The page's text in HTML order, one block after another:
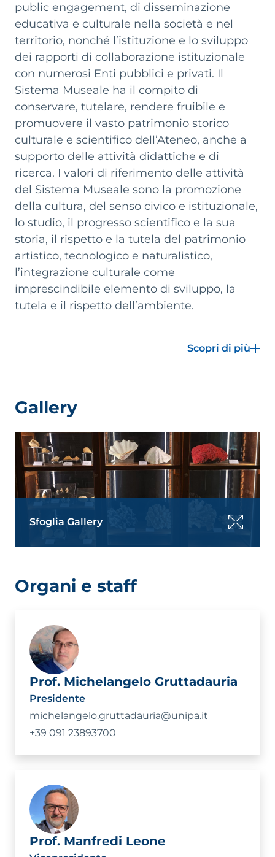
public engagement, di disseminazione
educativa e culturale nella società e nel
territorio, nonché l’istituzione e lo sviluppo
dei rapporti di collaborazione istituzionale
con numerosi Enti pubblici e privati. Il
Sistema Museale ha il compito di
conservare, tutelare, rendere fruibile e
promuovere il vasto patrimonio storico
culturale e scientifico dell’Ateneo, anche a
supporto delle attività didattiche e di
ricerca. I valori di riferimento delle attività
del Sistema Museale sono la promozione
della cultura, del senso civico e istituzionale,
lo studio, il progresso scientifico e la sua
storia, il rispetto e la tutela del patrimonio
artistico, tecnologico e naturalistico,
l’integrazione culturale come
imprescindibile elemento di sviluppo, la
tutela e il rispetto dell’ambiente.
attività di promozione e sviluppo, soprattutto
collabora e coopera con le altre strutture
rapporti di collaborazione con altri Enti pubblici e
privati, tra cui vari enti di cultura e ricerca, le
scuole di ogni ordine e grado e le aziende
operanti nel settore della promozione del
patrimonio culturale nell'ambito dellaTerza Missio
Scopri di più
Gallery
Sfoglia Gallery
Organi e staff
Prof. Michelangelo Gruttadauria
Presidente
michelangelo.gruttadauria@unipa.it
+39 091 23893700
Prof. Manfredi Leone